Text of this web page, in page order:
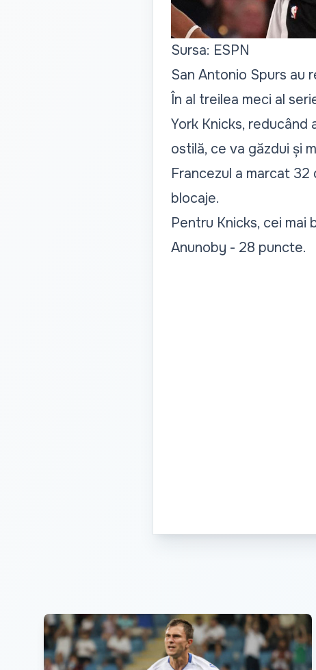
Sursa: ESPN
San Antonio Spurs au
În al treilea meci al
York Knicks,
ostilă, ce va găzdui și
Francezul a marcat
blocaje.
Pentru Knicks, cei mai
Anunoby - 28 puncte.